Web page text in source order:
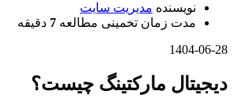
نویسنده مدیریت سایت
مدت زمان تخمینی مطالعه 7 دقیقه
1404-06-28
دیجیتال مارکتینگ چیست؟